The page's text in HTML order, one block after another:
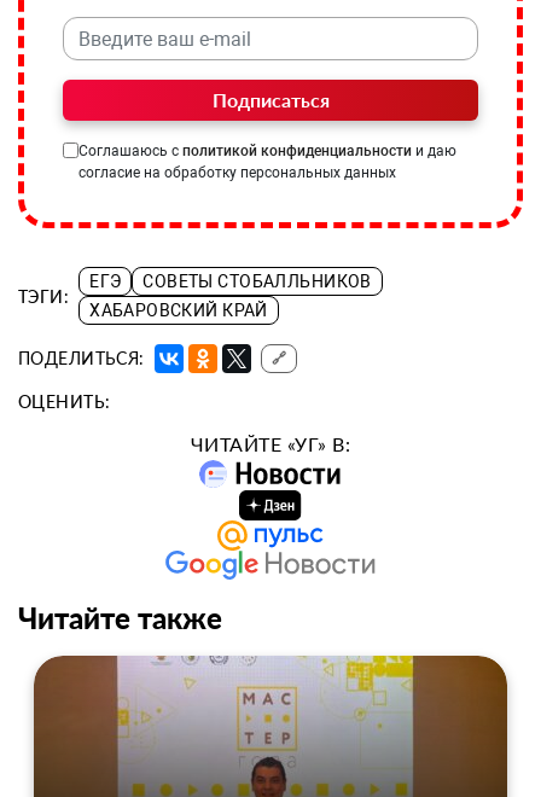
Подписаться
Соглашаюсь с политикой конфиденциальности и даю
согласие на обработку персональных данных
ТЭГИ:
ЕГЭ
СОВЕТЫ СТОБАЛЛЬНИКОВ
ХАБАРОВСКИЙ КРАЙ
ПОДЕЛИТЬСЯ: 🔗
ОЦЕНИТЬ:
ЧИТАЙТЕ «УГ» В:
Читайте также